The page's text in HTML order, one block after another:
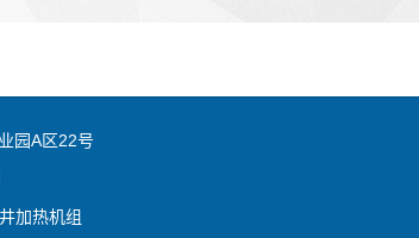
园A区22号
加热机组